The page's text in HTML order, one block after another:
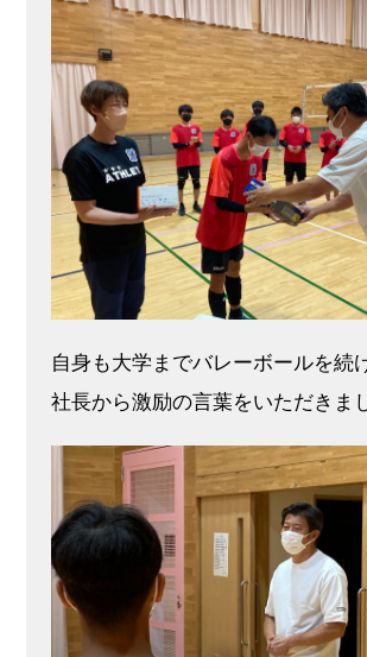
自身も大学までバレーボールを続
社長から激励の言葉をいただきま